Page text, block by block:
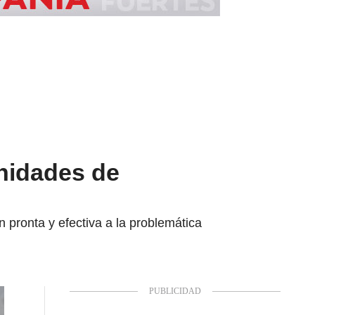
de
pronta y efectiva a la problemática